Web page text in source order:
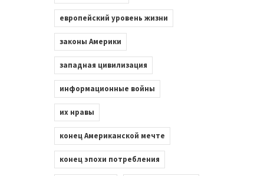
европейский уровень жизни
законы Америки
западная цивилизация
информационные войны
их нравы
конец Американской мечте
конец эпохи потребления